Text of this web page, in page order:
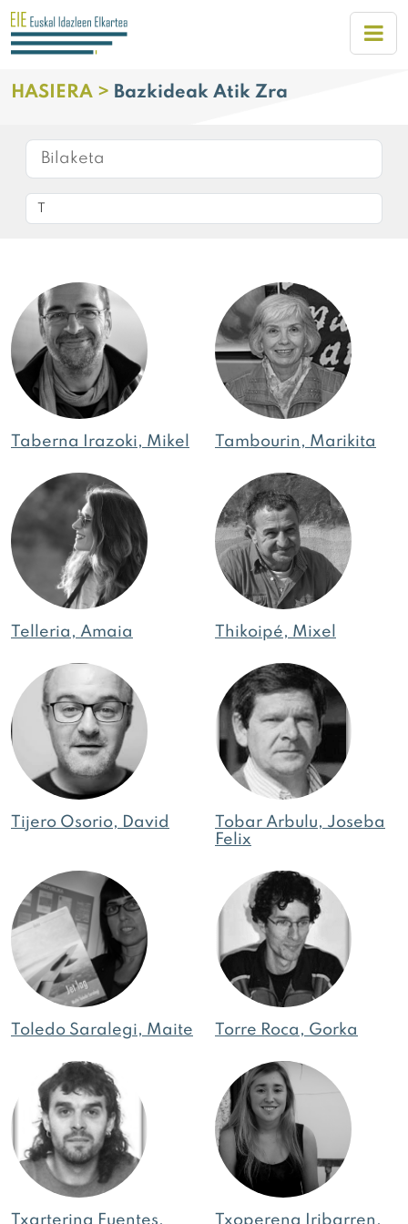
HASIERA > Bazkideak Atik Zra
Taberna Irazoki, Mikel Tambourin, Marikita
Telleria, Amaia Thikoipé, Mixel
Tijero Osorio, David
Tobar Arbulu, Joseba
Felix
Toledo Saralegi, Maite Torre Roca, Gorka